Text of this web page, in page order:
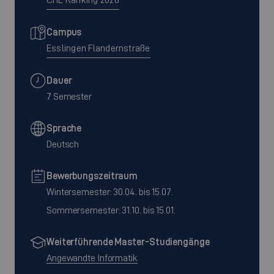
Campus
Esslingen Flandernstraße
Dauer
7 Semester
Sprache
Deutsch
Bewerbungszeitraum
Wintersemester: 30.04. bis 15.07.
Sommersemester: 31.10. bis 15.01.
Weiterführende Master-Studiengänge
Angewandte Informatik